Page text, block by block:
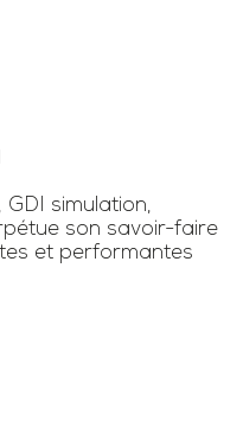
simulation,
son savoir-faire
et performantes